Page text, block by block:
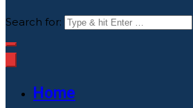
Search for:
Home